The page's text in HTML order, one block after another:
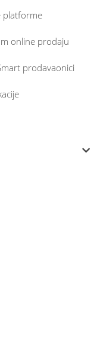
platforme
online prodaju
prodavaonici